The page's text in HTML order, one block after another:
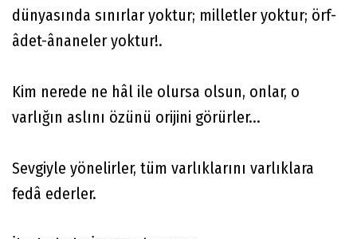
dünyasında sınırlar yoktur; milletler yoktur; örf-
âdet-ânaneler yoktur!.
Kim nerede ne hâl ile olursa olsun, onlar, o
varlığın aslını özünü orijini görürler...
Sevgiyle yönelirler, tüm varlıklarını varlıklara
fedâ ederler.